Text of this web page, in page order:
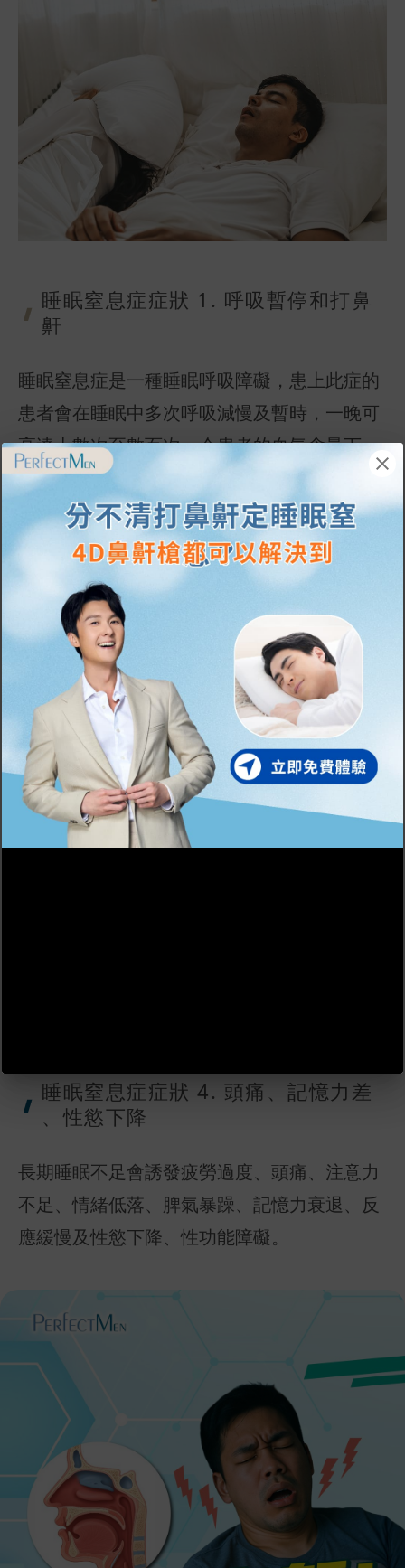
睡眠窒息症症狀 1. 呼吸暫停和打鼻
鼾
睡眠窒息症是一種睡眠呼吸障礙，患上此症的
患者會在睡眠中多次呼吸減慢及暫時，一晚可
高達十數次至數百次，令患者的血氧含量下
降，此外，氣流撞上阻礙的軟組織時會出現嚴
重鼻鼾，困擾身邊人。
睡眠窒息症症狀 2. 頻
繁的夜間覺醒
，影響患者睡
每次窒息可達數秒至十秒，患者會在窒息中驚
醒，等於從深層睡眠回到淺層睡眠，在轉變姿
勢後再次入睡，每小時驚醒十多次，嚴重影響
睡眠質素，甚至增多了去夜尿的次數。
睡眠窒息症症 狀 3. 嗜
睡眠窒息症症狀 4. 頭痛、記憶力差
、性慾下降
長期睡眠不足會誘發疲勞過度、頭痛、注意力
不足、情緒低落、脾氣暴躁、記憶力衰退、反
應緩慢及性慾下降、性功能障礙。